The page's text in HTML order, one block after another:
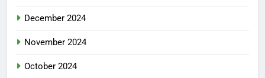
December 2024
November 2024
October 2024